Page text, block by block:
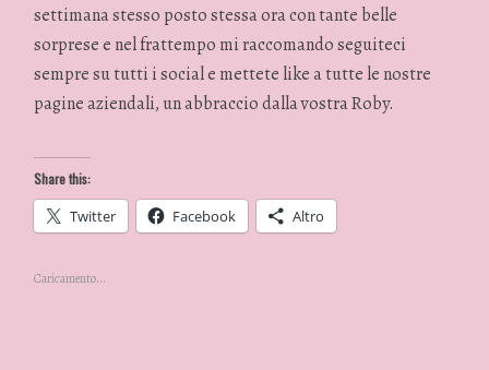
settimana stesso posto stessa ora con tante belle
sorprese e nel frattempo mi raccomando seguiteci
sempre su tutti i social e mettete like a tutte le nostre
pagine aziendali, un abbraccio dalla vostra Roby.
Share this:
Twitter Facebook Altro
Caricamento...